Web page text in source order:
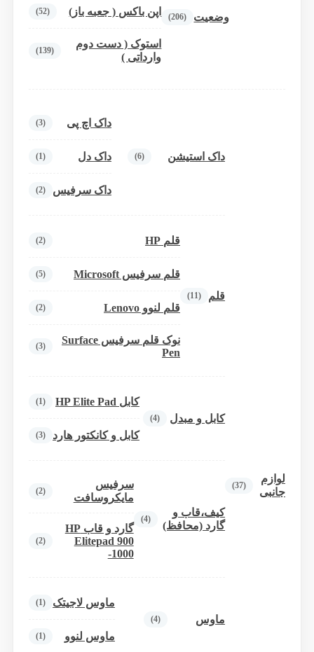
وضعیت (206) اپن باکس ( جعبه باز) (52)
استوک ( دست دوم
وارداتی )
(139)
لوازم
جانبی
(37)
داک استیشن (6)
داک اچ پی (3)
داک دل (1)
داک سرفیس (2)
قلم (11)
قلم HP (2)
قلم سرفیس Microsoft (5)
قلم لنوو Lenovo (2)
نوک قلم سرفیس Surface
Pen
(3)
کابل و مبدل (4)
کابل HP Elite Pad (1)
کابل و کانکتور هارد (3)
کیف،قاب و
گارد (محافظ)
(4)
سرفیس
مایکروسافت
(2)
گارد و قاب HP
Elitepad 900
-1000
(2)
ماوس (4)
ماوس لاجیتک (1)
ماوس لنوو (1)